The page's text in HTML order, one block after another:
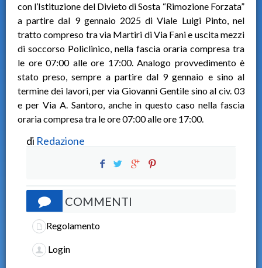
con l’Istituzione del Divieto di Sosta “Rimozione Forzata”
a partire dal 9 gennaio 2025 di Viale Luigi Pinto, nel
tratto compreso tra via Martiri di Via Fani e uscita mezzi
di soccorso Policlinico, nella fascia oraria compresa tra
le ore 07:00 alle ore 17:00. Analogo provvedimento è
stato preso, sempre a partire dal 9 gennaio e sino al
termine dei lavori, per via Giovanni Gentile sino al civ. 03
e per Via A. Santoro, anche in questo caso nella fascia
oraria compresa tra le ore 07:00 alle ore 17:00.
di Redazione
COMMENTI
Regolamento
Login